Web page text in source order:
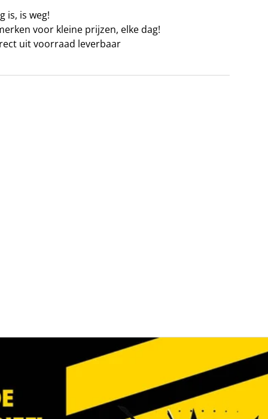
is, is weg!
voor kleine prijzen, elke dag!
uit voorraad leverbaar